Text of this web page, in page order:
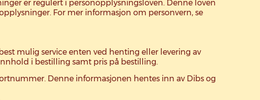
er regulert i personopplysningsloven. Denne loven
For mer informasjon om personvern, se
mulig service enten ved henting eller levering av
i bestilling samt pris på bestilling.
Denne informasjonen hentes inn av Dibs og